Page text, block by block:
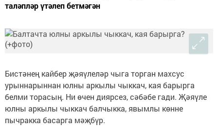
таләпләр үтәлеп бетмәгән
Бистәнең кайбер җәяүлеләр чыга торган махсус
урыннарыннан юлны аркылы чыккач, кая барырга
белми торасың. Ни өчен диярсез, сәбәбе гади. Җәяүле
юлны аркылы чыккач балчыкка, явымлы көнне
пычракка басарга мәҗбүр.